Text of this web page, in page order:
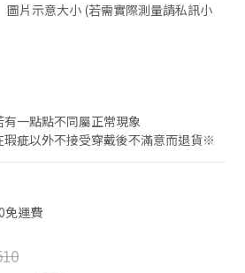
圖片示意大小 (若需實際測量請私訊小
一點點不同屬正常現象
疵以外不接受穿戴後不滿意而退貨※
免運費